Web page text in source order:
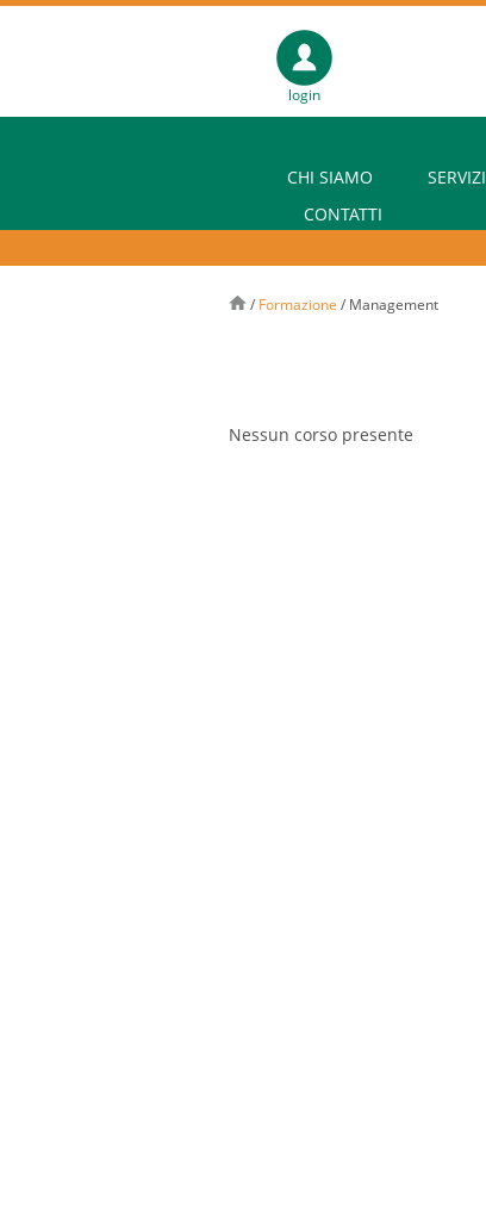
login
CHI SIAMO SERVIZI
CONTATTI
/ Formazione / Management
Nessun corso presente